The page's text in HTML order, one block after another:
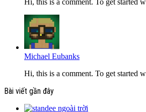
Michael Eubanks
Hi, this is a comment. To get started
Bài viết gần đây